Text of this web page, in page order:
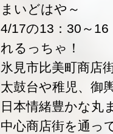
まいどはや～
4/17の13：30～
れるっちゃ！
氷見市比美町商店
太鼓台や稚児、御
日本情緒豊かな丸
中心商店街を通っ